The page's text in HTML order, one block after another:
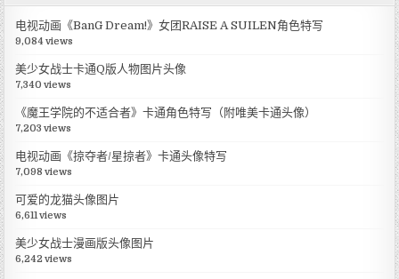
电视动画《BanG Dream!》女团RAISE A SUILEN角色特写
9,084 views
美少女战士卡通Q版人物图片头像
7,340 views
《魔王学院的不适合者》卡通角色特写（附唯美卡通头像）
7,203 views
电视动画《掠夺者/星掠者》卡通头像特写
7,098 views
可爱的龙猫头像图片
6,611 views
美少女战士漫画版头像图片
6,242 views